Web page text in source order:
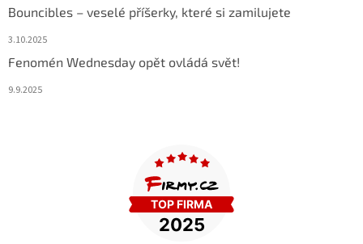
Bouncibles – veselé příšerky, které si zamilujete
3.10.2025
Fenomén Wednesday opět ovládá svět!
9.9.2025